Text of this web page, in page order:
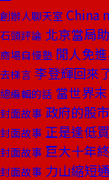
創辦人聊天室 China
石頭評論 北京當局
商場自慢塾 閒人免
去梯言 李登輝回來
總編輯的話 當世界
封面故事 政府的股
封面故事 正是逢低
封面故事 巨大十年
封面故事 力山縮短